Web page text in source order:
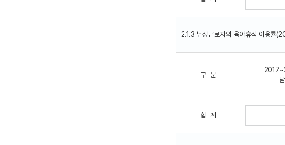
2.1.3 남성근로자의 육아휴직 이용률
구 분
합 계